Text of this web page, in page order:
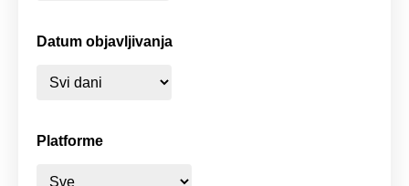
Datum objavljivanja
Platforme